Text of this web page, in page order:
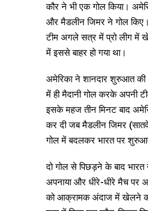
कौर ने भी एक गोल किया।
और मैडलीन जिमर ने गोल
टीम अगले सत्र में प्रो लीग में
में इससे बाहर हो गया था।
अमेरिका ने शानदार शुरुआत
में ही मैदानी गोल करके अपनी
इसके महज तीन मिनट बाद
कर दी जब मैडलीन जिमर
गोल में बदलकर भारत पर
दो गोल से पिछड़ने के बाद
अपनाया और धीरे-धीरे मैच पर
को आक्रामक अंदाज में खेलने का